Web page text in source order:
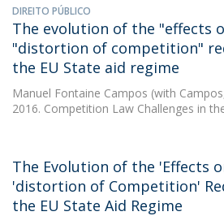
DIREITO PÚBLICO
The evolution of the "effects
"distortion of competition"
the EU State aid regime
Manuel Fontaine Campos (with
2016. Competition Law Challenges in
The Evolution of the 'Effects
'distortion of Competition'
the EU State Aid Regime